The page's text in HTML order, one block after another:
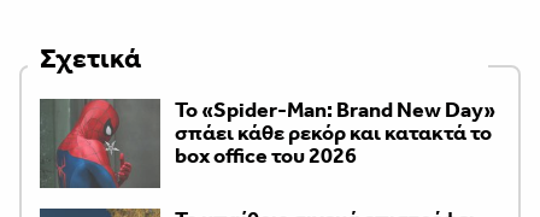
Σχετικά
Το «Spider-Man: Brand New Day»
σπάει κάθε ρεκόρ και κατακτά το
box office του 2026